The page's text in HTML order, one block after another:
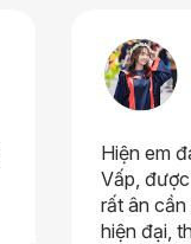
Hiện em
Vấp,
rất ân
hiện đại,